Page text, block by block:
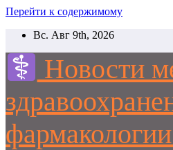
Перейти к содержимому
Вс. Авг 9th, 2026
Новости